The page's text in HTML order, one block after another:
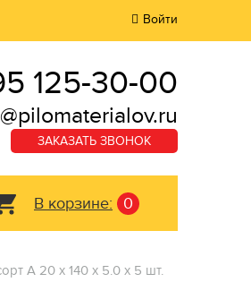
Войти
125-30-00
ЗАКАЗАТЬ ЗВОНОК
В корзине: 0
А 20 x 140 x 5.0 x 5 шт.